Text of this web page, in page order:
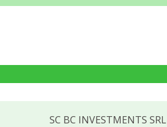
SC BC INVESTMENTS SRL